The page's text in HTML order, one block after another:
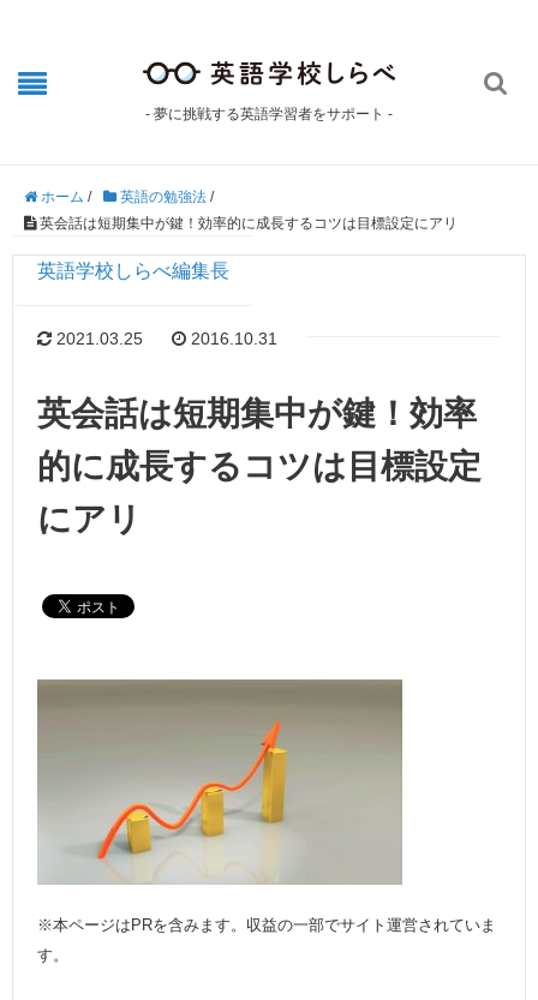
- 夢に挑戦する英語学習者をサポート -

ホーム / 英語の勉強法 /
英会話は短期集中が鍵！効率的に成長するコツは目標設定にアリ
英語学校しらべ編集長
2021.03.25 2016.10.31
英会話は短期集中が鍵！効率
的に成長するコツは目標設定
にアリ
※本ページはPRを含みます。収益の一部でサイト運営されていま
す。